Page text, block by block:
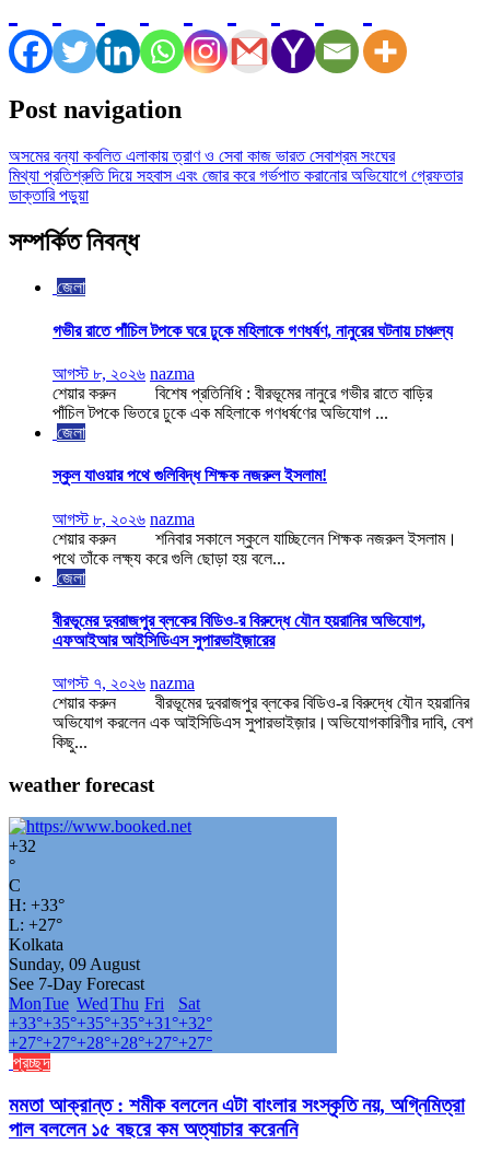
Post navigation
অসমের বন্যা কবলিত এলাকায় ত্রাণ ও সেবা কাজ ভারত সেবাশ্রম সংঘের
মিথ্যা প্রতিশ্রুতি দিয়ে সহবাস এবং জোর করে গর্ভপাত করানোর অভিযোগে গ্রেফতার
ডাক্তারি পড়ুয়া
সম্পর্কিত নিবন্ধ
জেলা
গভীর রাতে পাঁচিল টপকে ঘরে ঢুকে মহিলাকে গণধর্ষণ, নানুরের ঘটনায় চাঞ্চল্য
আগস্ট ৮, ২০২৬ nazma
শেয়ার করুন বিশেষ প্রতিনিধি : বীরভূমের নানুরে গভীর রাতে বাড়ির
পাঁচিল টপকে ভিতরে ঢুকে এক মহিলাকে গণধর্ষণের অভিযোগ ...
জেলা
স্কুল যাওয়ার পথে গুলিবিদ্ধ শিক্ষক নজরুল ইসলাম!
আগস্ট ৮, ২০২৬ nazma
শেয়ার করুন শনিবার সকালে স্কুলে যাচ্ছিলেন শিক্ষক নজরুল ইসলাম।
পথে তাঁকে লক্ষ্য করে গুলি ছোড়া হয় বলে...
জেলা
বীরভূমের দুবরাজপুর ব্লকের বিডিও-র বিরুদ্ধে যৌন হয়রানির অভিযোগ,
এফআইআর আইসিডিএস সুপারভাইজ়ারের
আগস্ট ৭, ২০২৬ nazma
শেয়ার করুন বীরভূমের দুবরাজপুর ব্লকের বিডিও-র বিরুদ্ধে যৌন হয়রানির
অভিযোগ করলেন এক আইসিডিএস সুপারভাইজ়ার।অভিযোগকারিণীর দাবি, বেশ
কিছু...
weather forecast
+32
°
C
H: +33°
L: +27°
Kolkata
Sunday, 09 August
See 7-Day Forecast
MonTue WedThu Fri
Sat
+33°+35°+35°+35°+31°+32°
+27°+27°+28°+28°+27°+27°
প্রচ্ছদ
মমতা আক্রান্ত : শমীক বললেন এটা বাংলার সংস্কৃতি নয়, অগ্নিমিত্রা
পাল বললেন ১৫ বছরে কম অত্যাচার করেননি